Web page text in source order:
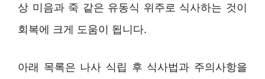
상 미음과 죽 같은 유동식 위주로 식사하는 것이
회복에 크게 도움이 됩니다.
아래 목록은 나사 식립 후 식사법과 주의사항을